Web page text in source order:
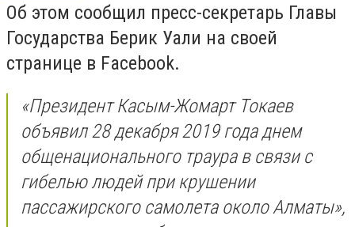
Об этом сообщил пресс-секретарь Главы
Государства Берик Уали на своей
странице в Facebook.
«Президент Касым-Жомарт Токаев
объявил 28 декабря 2019 года днем
общенационального траура в связи с
гибелью людей при крушении
пассажирского самолета около Алматы»,